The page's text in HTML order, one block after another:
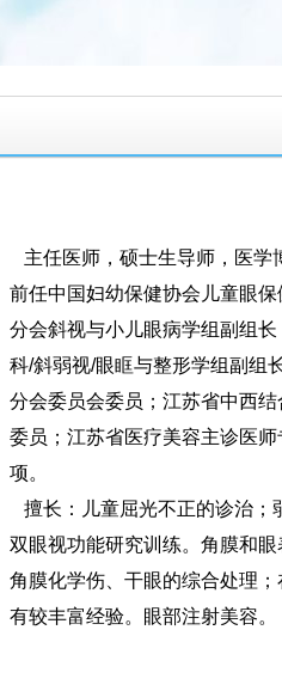
主任医师，硕士生导师，医学
前任中国妇幼保健协会儿童眼
分会斜视与小儿眼病学组副组
科/斜弱视/眼眶与整形学组副组
分会委员会委员；江苏省中西
委员；江苏省医疗美容主诊医
项。
擅长：儿童屈光不正的诊治；
双眼视功能研究训练。角膜和眼
角膜化学伤、干眼的综合处理
有较丰富经验。眼部注射美容。